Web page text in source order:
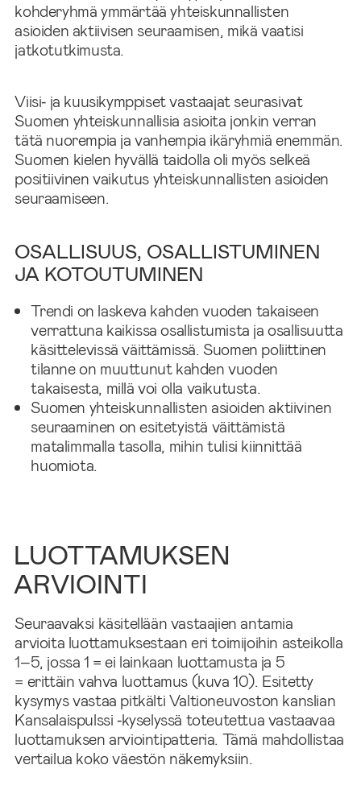
kohderyhmä ymmärtää yhteiskunnallisten
asioiden aktiivisen seuraamisen, mikä vaatisi
jatkotutkimusta.
Viisi‑ ja kuusikymppiset vastaajat seurasivat
Suomen yhteiskunnallisia asioita jonkin verran
tätä nuorempia ja vanhempia ikäryhmiä enemmän.
Suomen kielen hyvällä taidolla oli myös selkeä
positiivinen vaikutus yhteiskunnallisten asioiden
seuraamiseen.
OSALLISUUS, OSALLISTUMINEN
JA KOTOUTUMINEN
Trendi on laskeva kahden vuoden takaiseen
verrattuna kaikissa osallistumista ja osallisuutta
käsittelevissä väittämissä. Suomen poliittinen
tilanne on muuttunut kahden vuoden
takaisesta, millä voi olla vaikutusta.
Suomen yhteiskunnallisten asioiden aktiivinen
seuraaminen on esitetyistä väittämistä
matalimmalla tasolla, mihin tulisi kiinnittää
huomiota.
LUOTTAMUKSEN
ARVIOINTI
Seuraavaksi käsitellään vastaajien antamia
arvioita luottamuksestaan eri toimijoihin asteikolla
1–5, jossa 1 = ei lainkaan luottamusta ja 5
= erittäin vahva luottamus (kuva 10). Esitetty
kysymys vastaa pitkälti Valtioneuvoston kanslian
Kansalaispulssi ‑kyselyssä toteutettua vastaavaa
luottamuksen arviointipatteria. Tämä mahdollistaa
vertailua koko väestön näkemyksiin.